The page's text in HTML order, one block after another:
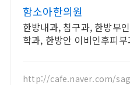
함소아한의원
한방내과, 침구과, 한방부
학과, 한방안 이비인후피
http://cafe.naver.com/